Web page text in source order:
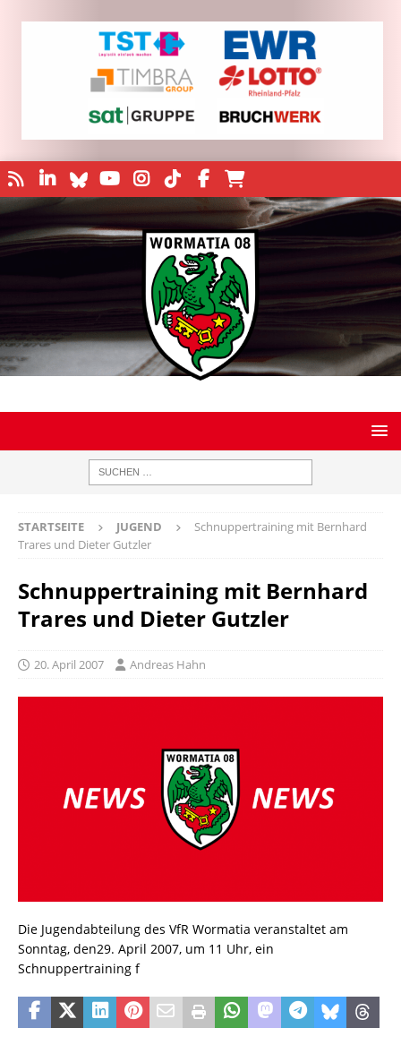
STARTSEITE JUGEND
Schnuppertraining mit Bernhard
Trares und Dieter Gutzler
Schnuppertraining mit Bernhard
Trares und Dieter Gutzler
20. April 2007 Andreas Hahn
Die Jugendabteilung des VfR Wormatia veranstaltet am
Sonntag, den29. April 2007, um 11 Uhr, ein
Schnuppertraining f